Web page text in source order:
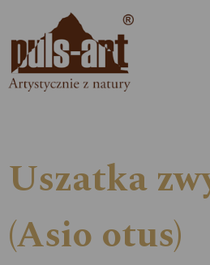
Uszatka
(Asio otus)